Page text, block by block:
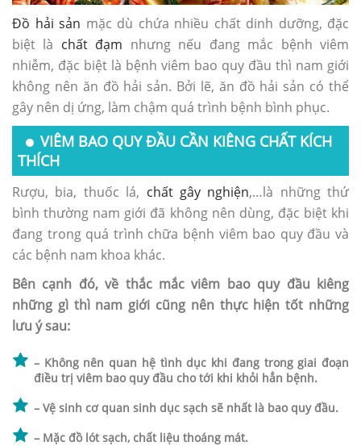
Đồ hải sản mặc dù chứa nhiều chất dinh dưỡng, đặc
biệt là chất đạm nhưng nếu đang mắc bệnh viêm
nhiễm, đặc biệt là bệnh viêm bao quy đầu thì nam giới
không nên ăn đồ hải sản. Bởi lẽ, ăn đồ hải sản có thể
gây nên dị ứng, làm chậm quá trình bệnh bình phục.
VIÊM BAO QUY ĐẦU CẦN KIÊNG CHẤT KÍCH
THÍCH
Rượu, bia, thuốc lá, chất gây nghiện,…là những thứ
bình thường nam giới đã không nên dùng, đặc biệt khi
đang trong quá trình chữa bệnh viêm bao quy đầu và
các bệnh nam khoa khác.
Bên cạnh đó, về thắc mắc viêm bao quy đầu kiêng
những gì thì nam giới cũng nên thực hiện tốt những
lưu ý sau:
– Không nên quan hệ tình dục khi đang trong giai đoạn
điều trị viêm bao quy đầu cho tới khi khỏi hẳn bệnh.
– Vệ sinh cơ quan sinh dục sạch sẽ nhất là bao quy đầu.
– Mặc đồ lót sạch, chất liệu thoáng mát.